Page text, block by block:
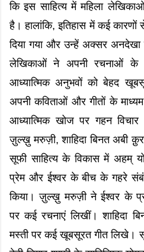
कि इस साहित्य में महिला लेखिकाओं
है। हालांकि, इतिहास में कई
दिया गया और उन्हें अक्सर अनदेखा
लेखिकाओं ने अपनी रचनाओं के
आध्यात्मिक अनुभवों को बेहद
अपनी कविताओं और गीतों के
आध्यात्मिक खोज पर गहन विचार
ज़ुल्ख़ु मरुज़ी, शाहिदा बिनत अबी
सूफी साहित्य के विकास में अहम्
प्रेम और ईश्वर के बीच के गहरे
किया। ज़ुल्ख़ु मरुज़ी ने ईश्वर के
पर कई रचनाएं लिखीं। शाहिदा
मस्ती पर कई खूबसूरत गीत लिखे।